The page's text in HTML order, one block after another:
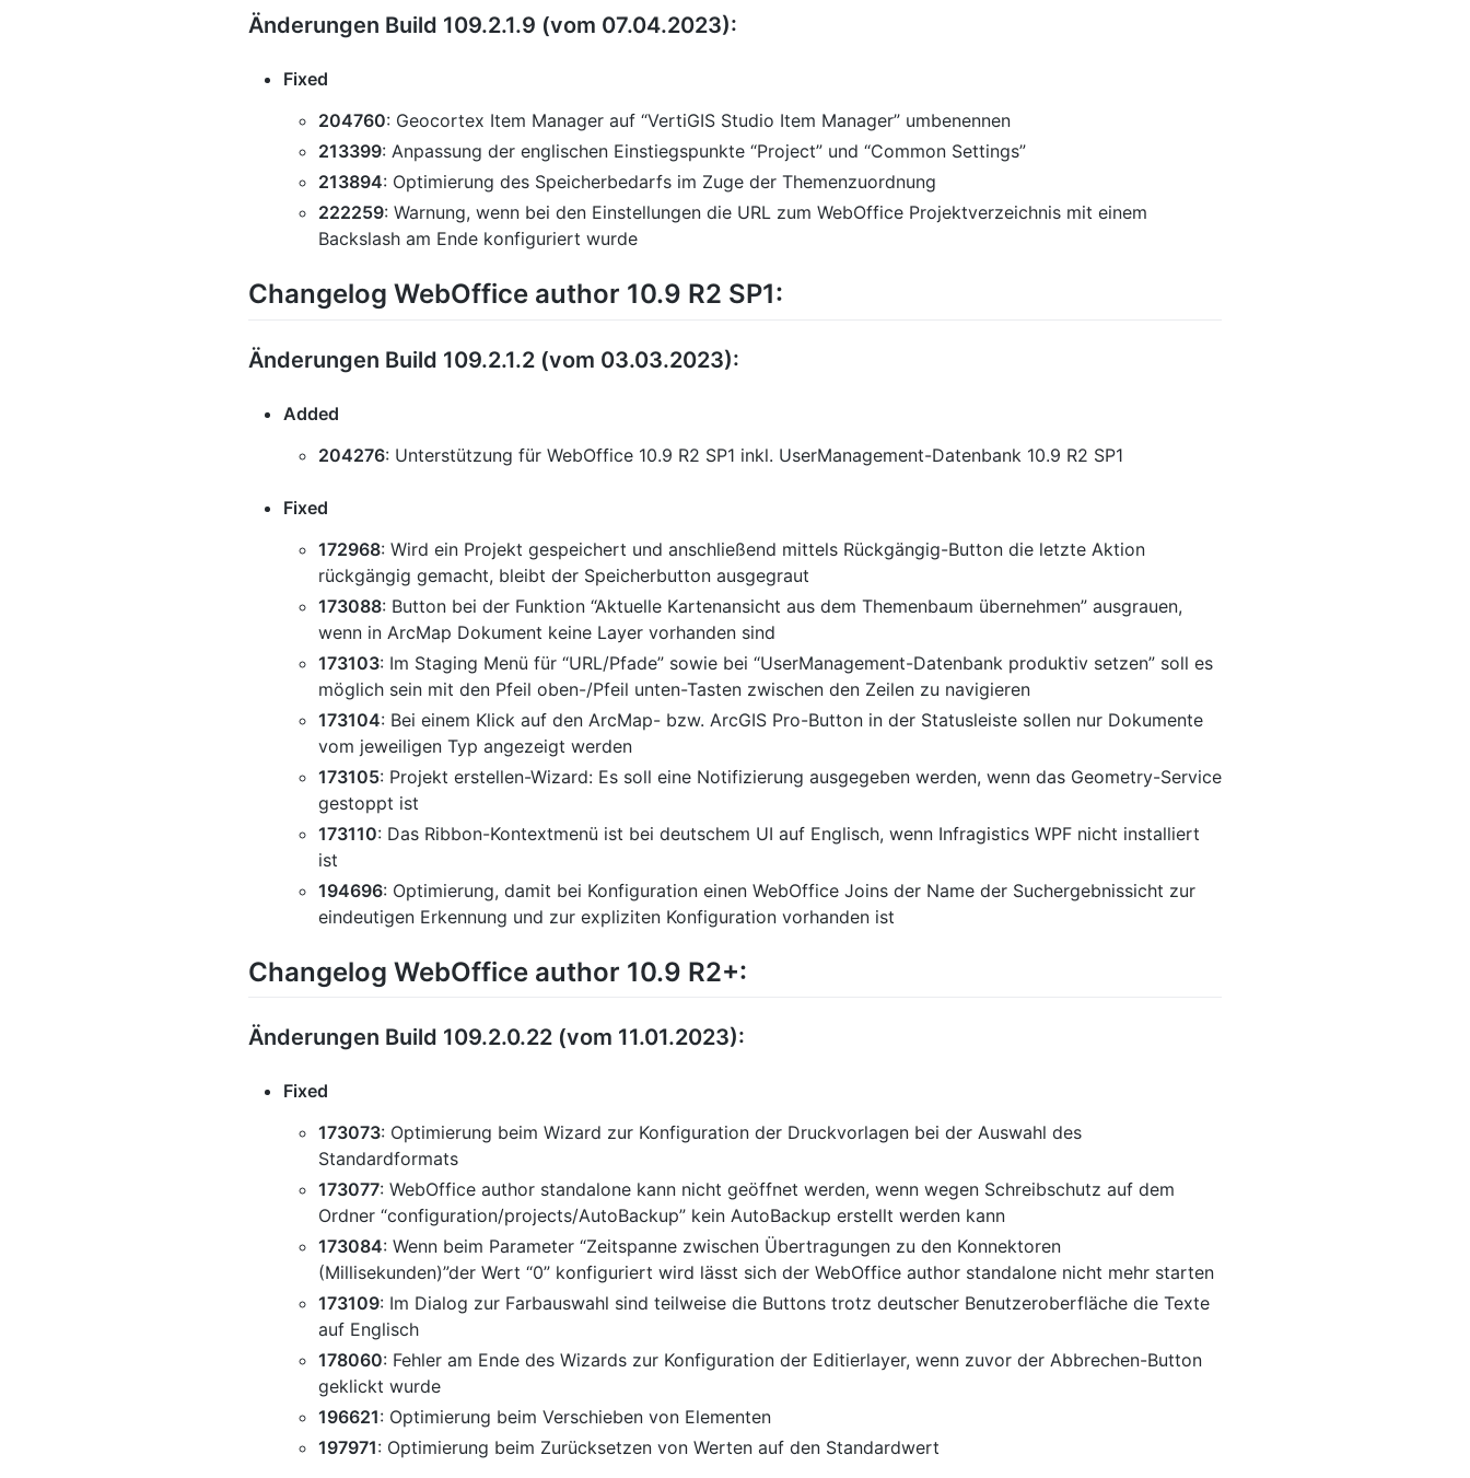
Änderungen Build 109.2.1.9 (vom 07.04.2023):
Fixed
204760: Geocortex Item Manager auf “VertiGIS Studio Item Manager” umbenennen
213399: Anpassung der englischen Einstiegspunkte “Project” und “Common Settings”
213894: Optimierung des Speicherbedarfs im Zuge der Themenzuordnung
222259: Warnung, wenn bei den Einstellungen die URL zum WebOffice Projektverzeichnis mit einem
Backslash am Ende konfiguriert wurde
Changelog WebOffice author 10.9 R2 SP1:
Änderungen Build 109.2.1.2 (vom 03.03.2023):
Added
204276: Unterstützung für WebOffice 10.9 R2 SP1 inkl. UserManagement-Datenbank 10.9 R2 SP1
Fixed
172968: Wird ein Projekt gespeichert und anschließend mittels Rückgängig-Button die letzte Aktion
rückgängig gemacht, bleibt der Speicherbutton ausgegraut
173088: Button bei der Funktion “Aktuelle Kartenansicht aus dem Themenbaum übernehmen” ausgrauen,
wenn in ArcMap Dokument keine Layer vorhanden sind
173103: Im Staging Menü für “URL/Pfade” sowie bei “UserManagement-Datenbank produktiv setzen” soll es
möglich sein mit den Pfeil oben-/Pfeil unten-Tasten zwischen den Zeilen zu navigieren
173104: Bei einem Klick auf den ArcMap- bzw. ArcGIS Pro-Button in der Statusleiste sollen nur Dokumente
vom jeweiligen Typ angezeigt werden
173105: Projekt erstellen-Wizard: Es soll eine Notifizierung ausgegeben werden, wenn das Geometry-Service
gestoppt ist
173110: Das Ribbon-Kontextmenü ist bei deutschem UI auf Englisch, wenn Infragistics WPF nicht installiert
ist
194696: Optimierung, damit bei Konfiguration einen WebOffice Joins der Name der Suchergebnissicht zur
eindeutigen Erkennung und zur expliziten Konfiguration vorhanden ist
Changelog WebOffice author 10.9 R2+:
Änderungen Build 109.2.0.22 (vom 11.01.2023):
Fixed
173073: Optimierung beim Wizard zur Konfiguration der Druckvorlagen bei der Auswahl des
Standardformats
173077: WebOffice author standalone kann nicht geöffnet werden, wenn wegen Schreibschutz auf dem
Ordner “configuration/projects/AutoBackup” kein AutoBackup erstellt werden kann
173084: Wenn beim Parameter “Zeitspanne zwischen Übertragungen zu den Konnektoren
(Millisekunden)”der Wert “0” konfiguriert wird lässt sich der WebOffice author standalone nicht mehr starten
173109: Im Dialog zur Farbauswahl sind teilweise die Buttons trotz deutscher Benutzeroberfläche die Texte
auf Englisch
178060: Fehler am Ende des Wizards zur Konfiguration der Editierlayer, wenn zuvor der Abbrechen-Button
geklickt wurde
196621: Optimierung beim Verschieben von Elementen
197971: Optimierung beim Zurücksetzen von Werten auf den Standardwert